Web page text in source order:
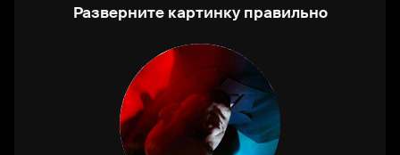
Разверните картинку правильно